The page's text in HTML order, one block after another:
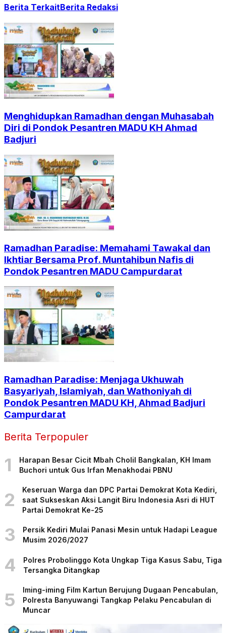
Berita TerkaitBerita Redaksi
Menghidupkan Ramadhan dengan Muhasabah
Diri di Pondok Pesantren MADU KH Ahmad
Badjuri
Ramadhan Paradise: Memahami Tawakal dan
Ikhtiar Bersama Prof. Muntahibun Nafis di
Pondok Pesantren MADU Campurdarat
Ramadhan Paradise: Menjaga Ukhuwah
Basyariyah, Islamiyah, dan Wathoniyah di
Pondok Pesantren MADU KH, Ahmad Badjuri
Campurdarat
Berita Terpopuler
1
Harapan Besar Cicit Mbah Cholil Bangkalan, KH Imam
Buchori untuk Gus Irfan Menakhodai PBNU
2
Keseruan Warga dan DPC Partai Demokrat Kota Kediri,
saat Sukseskan Aksi Langit Biru Indonesia Asri di HUT
Partai Demokrat Ke-25
3
Persik Kediri Mulai Panasi Mesin untuk Hadapi League
Musim 2026/2027
4
Polres Probolinggo Kota Ungkap Tiga Kasus Sabu, Tiga
Tersangka Ditangkap
5
Iming-iming Film Kartun Berujung Dugaan Pencabulan,
Polresta Banyuwangi Tangkap Pelaku Pencabulan di
Muncar